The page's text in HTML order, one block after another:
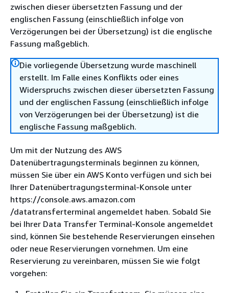
zwischen dieser übersetzten Fassung und der
englischen Fassung (einschließlich infolge von
Verzögerungen bei der Übersetzung) ist die englische
Fassung maßgeblich.
Die vorliegende Übersetzung wurde maschinell
erstellt. Im Falle eines Konflikts oder eines
Widerspruchs zwischen dieser übersetzten Fassung
und der englischen Fassung (einschließlich infolge
von Verzögerungen bei der Übersetzung) ist die
englische Fassung maßgeblich.
Um mit der Nutzung des AWS
Datenübertragungsterminals beginnen zu können,
müssen Sie über ein AWS Konto verfügen und sich bei
Ihrer Datenübertragungsterminal-Konsole unter
https://console.aws.amazon.com
/datatransferterminal angemeldet haben. Sobald Sie
bei Ihrer Data Transfer Terminal-Konsole angemeldet
sind, können Sie bestehende Reservierungen einsehen
oder neue Reservierungen vornehmen. Um eine
Reservierung zu vereinbaren, müssen Sie wie folgt
vorgehen: